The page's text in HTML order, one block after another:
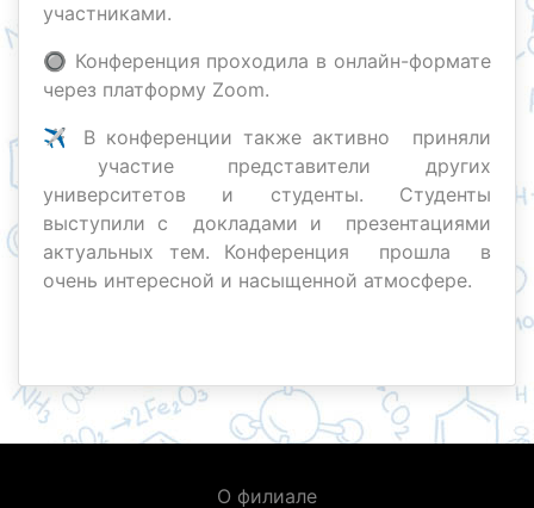
участниками.
🔘 Конференция проходила в онлайн-формате
через платформу Zoom.
✈️ В конференции также активно приняли
участие представители других
университетов и студенты. Студенты
выступили с докладами и презентациями
актуальных тем. Конференция прошла в
очень интересной и насыщенной атмосфере.
О филиале